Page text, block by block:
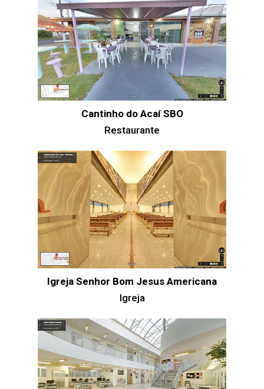
Cantinho do Acaí SBO
Restaurante
Igreja Senhor Bom Jesus Americana
Igreja